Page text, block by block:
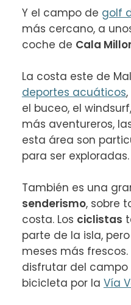
Y el campo de golf
más cercano, a
coche de Cala
deportes acuáticos
el buceo, el
más aventureros,
esta área son
para ser exploradas.
senderismo, sobre
costa. Los ciclistas
parte de la isla,
meses más
disfrutar del campo
bicicleta por la Vía